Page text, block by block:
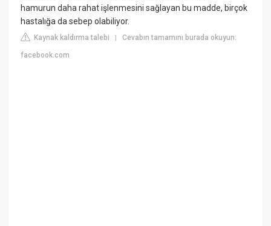
hamurun daha rahat işlenmesini sağlayan bu madde, birçok
hastalığa da sebep olabiliyor.
Kaynak kaldırma talebi |Cevabın tamamını burada okuyun:
facebook.com